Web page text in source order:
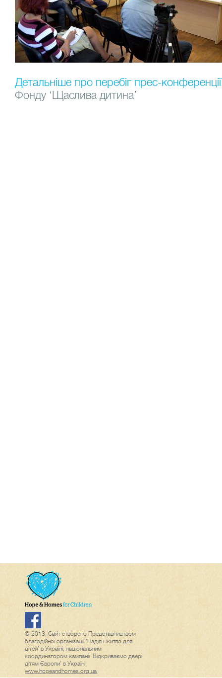
Детальніше про перебіг прес-конференції
Фонду ‘Щаслива дитина’
© 2013, Сайт створено Представництвом
благодійної організації ‘Надія і житло для
дітей’ в Україні, національним
координатором кампанії ‘Відкриваємо двері
дітям Європи’ в Україні,
www.hopeandhomes.org.ua